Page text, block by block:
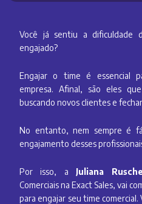
Você já sentiu a dificuldade
engajado?
Engajar o time é essencial
empresa. Afinal, são eles
buscando novos clientes e
No entanto, nem sempre é
engajamento desses
Por isso, a Juliana Ruschel
Comerciais na Exact Sales, vai
para engajar seu time comercial.